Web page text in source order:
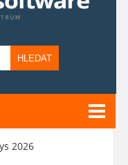
HLEDAT
2026